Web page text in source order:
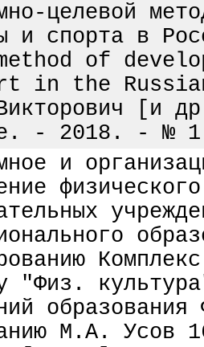
целевой
и спорта в
of
in the
[и
- 2018. -
и
"Физ.
М.А.